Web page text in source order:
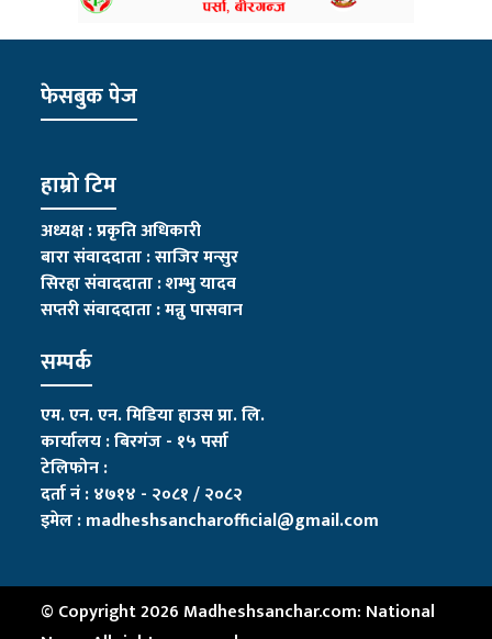
फेसबुक पेज
हाम्रो टिम
अध्यक्ष : प्रकृति अधिकारी
बारा संवाददाता : साजिर मन्सुर
सिरहा संवाददाता : शम्भु यादव
सप्तरी संवाददाता:मन्नु पासवान
सम्पर्क
एम. एन. एन. मिडिया हाउस प्रा. लि.
कार्यालय : बिरगंज - १५ पर्सा
टेलिफोन :
दर्ता नं : ४७१४ - २०८१ / २०८२
इमेल :madheshsancharofficial@gmail.com
© Copyright 2026 Madheshsanchar.com: National